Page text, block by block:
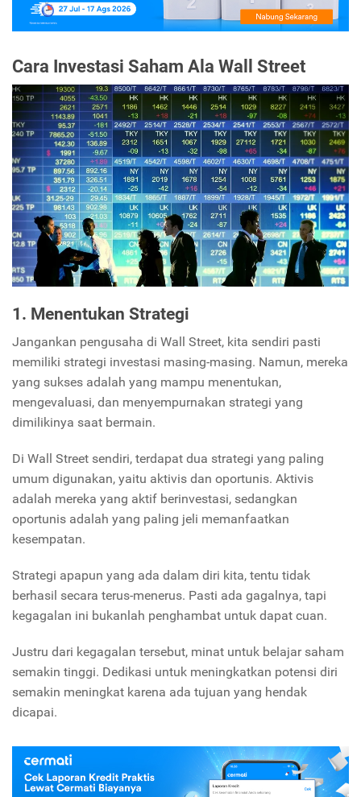
Cara Investasi Saham Ala Wall Street
1. Menentukan Strategi
Jangankan pengusaha di Wall Street, kita sendiri pasti
memiliki strategi investasi masing-masing. Namun, mereka
yang sukses adalah yang mampu menentukan,
mengevaluasi, dan menyempurnakan strategi yang
dimilikinya saat bermain.
Di Wall Street sendiri, terdapat dua strategi yang paling
umum digunakan, yaitu aktivis dan oportunis. Aktivis
adalah mereka yang aktif berinvestasi, sedangkan
oportunis adalah yang paling jeli memanfaatkan
kesempatan.
Strategi apapun yang ada dalam diri kita, tentu tidak
berhasil secara terus-menerus. Pasti ada gagalnya, tapi
kegagalan ini bukanlah penghambat untuk dapat cuan.
Justru dari kegagalan tersebut, minat untuk belajar saham
semakin tinggi. Dedikasi untuk meningkatkan potensi diri
semakin meningkat karena ada tujuan yang hendak
dicapai.